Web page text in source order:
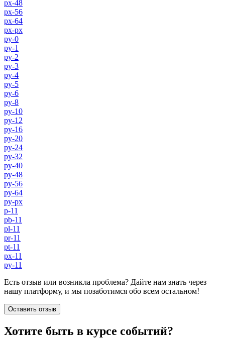
px-48
px-56
px-64
px-px
py-0
py-1
py-2
py-3
py-4
py-5
py-6
py-8
py-10
py-12
py-16
py-20
py-24
py-32
py-40
py-48
py-56
py-64
py-px
p-11
pb-11
pl-11
pr-11
pt-11
px-11
py-11
Есть отзыв или возникла проблема? Дайте нам знать через
нашу платформу, и мы позаботимся обо всем остальном!
Оставить отзыв
Хотите быть в курсе событий?